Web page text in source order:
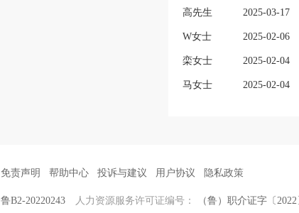
高先生 2025-03-17
W女士 2025-02-06
栾女士 2025-02-04
马女士 2025-02-04
免责声明 帮助中心 投诉与建议 用户协议 隐私政策
鲁B2-20220243 人力资源服务许可证编号： （鲁）职介证字〔